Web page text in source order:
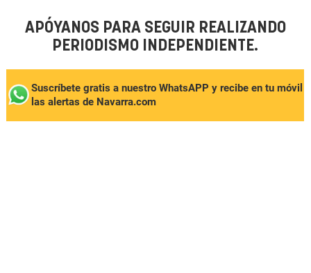
APÓYANOS PARA SEGUIR REALIZANDO
PERIODISMO INDEPENDIENTE.
Suscríbete gratis a nuestro WhatsAPP y recibe en tu móvil
las alertas de Navarra.com